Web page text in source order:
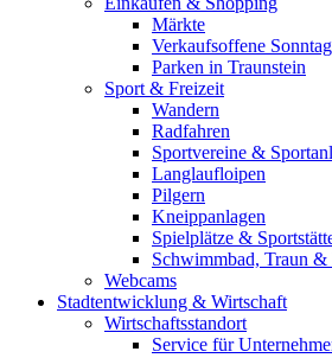
Märkte
Verkaufsoffene
Parken in Traunstein
Sport & Freizeit
Wandern
Radfahren
Sportvereine &
Langlaufloipen
Pilgern
Kneippanlagen
Spielplätze &
Schwimmbad, Traun
Webcams
Stadtentwicklung & Wirtschaft
Wirtschaftsstandort
Service für